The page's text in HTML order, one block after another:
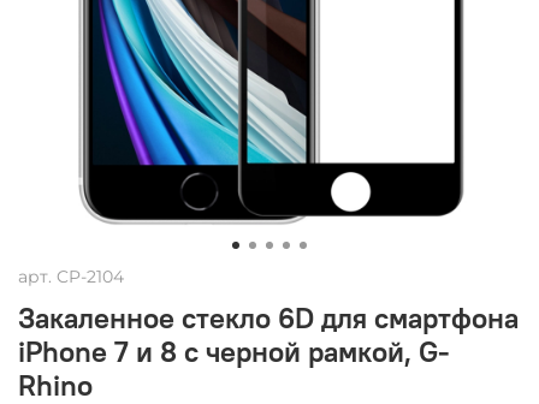
арт. CP-2104
Закаленное стекло 6D для смартфона
iPhone 7 и 8 с черной рамкой, G-
Rhino